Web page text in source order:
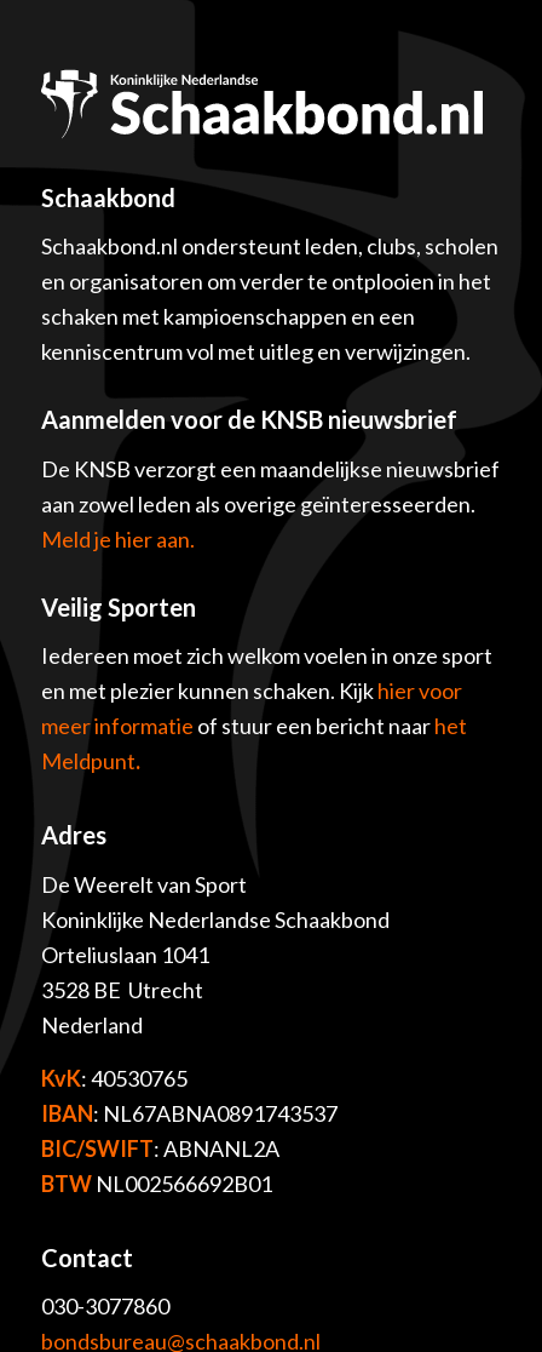
Schaakbond
Schaakbond.nl ondersteunt leden, clubs, scholen
en organisatoren om verder te ontplooien in het
schaken met kampioenschappen en een
kenniscentrum vol met uitleg en verwijzingen.
Aanmelden voor de KNSB nieuwsbrief
De KNSB verzorgt een maandelijkse nieuwsbrief
aan zowel leden als overige geïnteresseerden.
Meld je hier aan.
Veilig Sporten
Iedereen moet zich welkom voelen in onze sport
en met plezier kunnen schaken. Kijkhier voor
meer informatie of stuur een bericht naarhet
Meldpunt.
Adres
De Weerelt van Sport
Koninklijke Nederlandse Schaakbond
Orteliuslaan 1041
3528 BE Utrecht
Nederland
KvK: 40530765
IBAN: NL67ABNA0891743537
BIC/SWIFT: ABNANL2A
BTWNL002566692B01
Contact
030-3077860
bondsbureau@schaakbond.nl